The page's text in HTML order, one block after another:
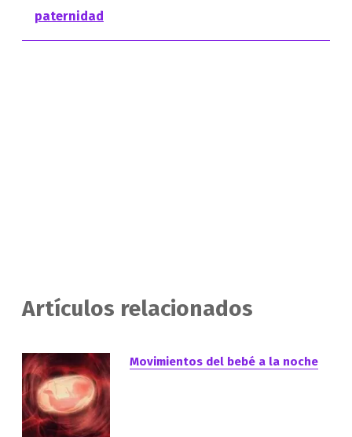
paternidad
Artículos relacionados
Movimientos del bebé a la noche